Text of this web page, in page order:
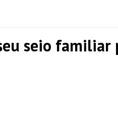
seio familiar